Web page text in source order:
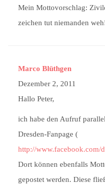
Mein Mottovorschlag:
zeichen tut niemanden
Marco Blüthgen
Dezember 2, 2011
Hallo Peter,
ich habe den Aufruf
Dresden-Fanpage (
http://www.facebook.com/
Dort können ebenfalls
gepostet werden. Diese